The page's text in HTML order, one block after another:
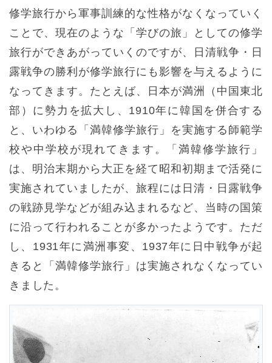
修学旅行から軍事訓練的な性格がなくなっていく
ことで、現在のような「学びの旅」としての修学
旅行ができあがっていくのですが、日清戦争・日
露戦争の勝利が修学旅行にも影響を与えるように
なってきます。たとえば、日本が満洲（中国東北
部）に勢力を拡大し、1910年に韓国を併合する
と、いわゆる「満韓修学旅行」を実施する師範学
校や中学校が現れてきます。「満韓修学旅行」
は、明治末期から大正を経て昭和初期まで活発に
実施されていましたが、旅程には日清・日露戦争
の戦跡見学などが組み込まれるなど、当時の国策
に沿って行われることが多かったようです。ただ
し、1931年に満洲事変、1937年に日中戦争が起
きると「満韓修学旅行」は実施されなくなってい
きました。